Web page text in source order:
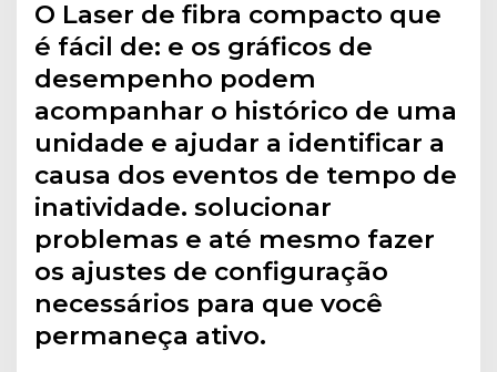
O Laser de fibra compacto que
é fácil de: e os gráficos de
desempenho podem
acompanhar o histórico de uma
unidade e ajudar a identificar a
causa dos eventos de tempo de
inatividade. solucionar
problemas e até mesmo fazer
os ajustes de configuração
necessários para que você
permaneça ativo.